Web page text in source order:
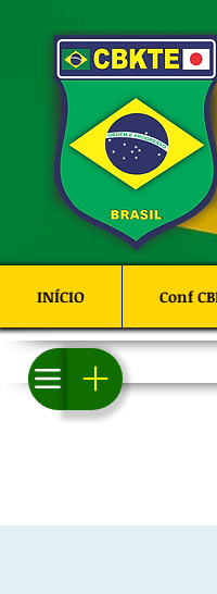
INÍCIO Conf